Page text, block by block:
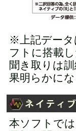
※上記データ
フトに搭載
聞き取りは
果明らかにな
本ソフトで